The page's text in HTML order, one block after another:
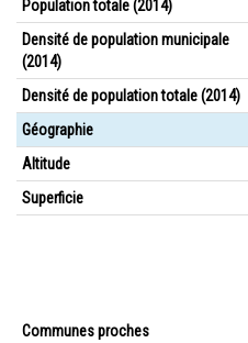
Population totale (2014)
Densité de population municipale
(2014)
Densité de population totale (2014)
Géographie
Altitude
Superficie
Communes proches